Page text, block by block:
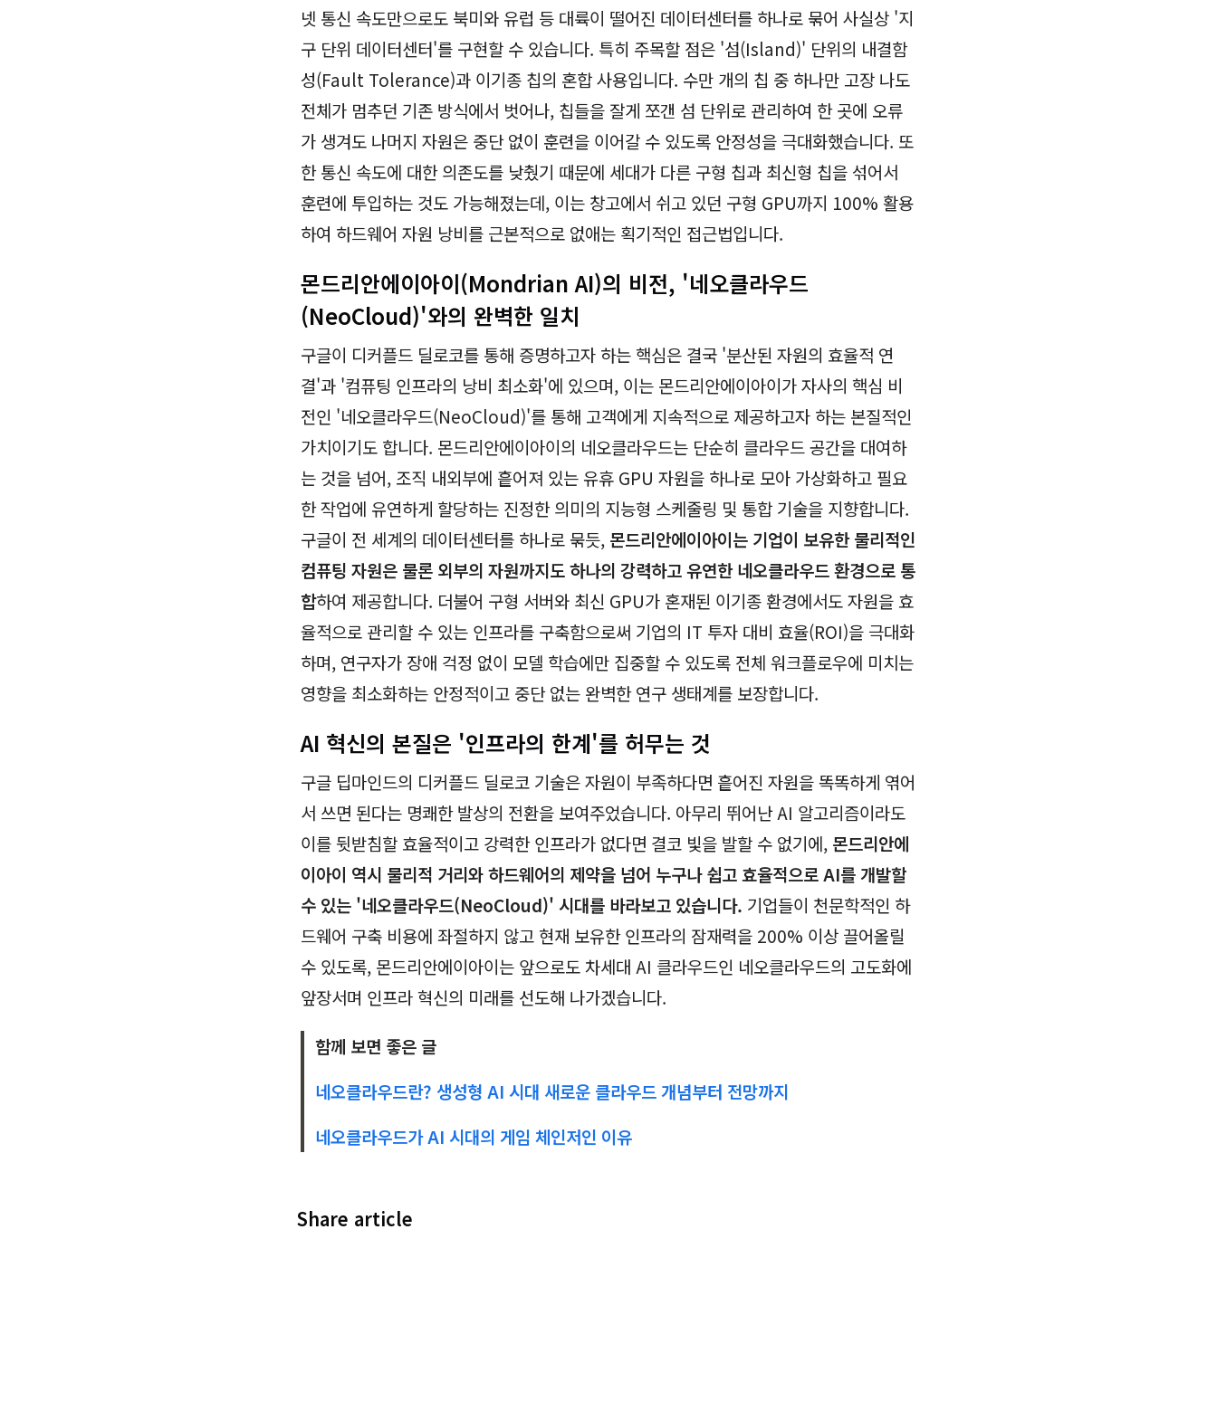
넷 통신 속도만으로도 북미와 유럽 등 대륙이 떨어진 데이터센터를 하나로 묶어 사실상 '지
구 단위 데이터센터'를 구현할 수 있습니다. 특히 주목할 점은 '섬(Island)' 단위의 내결함
성(Fault Tolerance)과 이기종 칩의 혼합 사용입니다. 수만 개의 칩 중 하나만 고장 나도
전체가 멈추던 기존 방식에서 벗어나, 칩들을 잘게 쪼갠 섬 단위로 관리하여 한 곳에 오류
가 생겨도 나머지 자원은 중단 없이 훈련을 이어갈 수 있도록 안정성을 극대화했습니다. 또
한 통신 속도에 대한 의존도를 낮췄기 때문에 세대가 다른 구형 칩과 최신형 칩을 섞어서
훈련에 투입하는 것도 가능해졌는데, 이는 창고에서 쉬고 있던 구형 GPU까지 100% 활용
하여 하드웨어 자원 낭비를 근본적으로 없애는 획기적인 접근법입니다.
몬드리안에이아이(Mondrian AI)의 비전, '네오클라우드
(NeoCloud)'와의 완벽한 일치
구글이 디커플드 딜로코를 통해 증명하고자 하는 핵심은 결국 '분산된 자원의 효율적 연
결'과 '컴퓨팅 인프라의 낭비 최소화'에 있으며, 이는 몬드리안에이아이가 자사의 핵심 비
전인 '네오클라우드(NeoCloud)'를 통해 고객에게 지속적으로 제공하고자 하는 본질적인
가치이기도 합니다. 몬드리안에이아이의 네오클라우드는 단순히 클라우드 공간을 대여하
는 것을 넘어, 조직 내외부에 흩어져 있는 유휴 GPU 자원을 하나로 모아 가상화하고 필요
한 작업에 유연하게 할당하는 진정한 의미의 지능형 스케줄링 및 통합 기술을 지향합니다.
구글이 전 세계의 데이터센터를 하나로 묶듯, 몬드리안에이아이는 기업이 보유한 물리적인
컴퓨팅 자원은 물론 외부의 자원까지도 하나의 강력하고 유연한 네오클라우드 환경으로 통
합하여 제공합니다. 더불어 구형 서버와 최신 GPU가 혼재된 이기종 환경에서도 자원을 효
율적으로 관리할 수 있는 인프라를 구축함으로써 기업의 IT 투자 대비 효율(ROI)을 극대화
하며, 연구자가 장애 걱정 없이 모델 학습에만 집중할 수 있도록 전체 워크플로우에 미치는
영향을 최소화하는 안정적이고 중단 없는 완벽한 연구 생태계를 보장합니다.
AI 혁신의 본질은 '인프라의 한계'를 허무는 것
구글 딥마인드의 디커플드 딜로코 기술은 자원이 부족하다면 흩어진 자원을 똑똑하게 엮어
서 쓰면 된다는 명쾌한 발상의 전환을 보여주었습니다. 아무리 뛰어난 AI 알고리즘이라도
이를 뒷받침할 효율적이고 강력한 인프라가 없다면 결코 빛을 발할 수 없기에, 몬드리안에
이아이 역시 물리적 거리와 하드웨어의 제약을 넘어 누구나 쉽고 효율적으로 AI를 개발할
수 있는 '네오클라우드(NeoCloud)' 시대를 바라보고 있습니다. 기업들이 천문학적인 하
드웨어 구축 비용에 좌절하지 않고 현재 보유한 인프라의 잠재력을 200% 이상 끌어올릴
수 있도록, 몬드리안에이아이는 앞으로도 차세대 AI 클라우드인 네오클라우드의 고도화에
앞장서며 인프라 혁신의 미래를 선도해 나가겠습니다.
함께 보면 좋은 글
네오클라우드란? 생성형 AI 시대 새로운 클라우드 개념부터 전망까지
네오클라우드가 AI 시대의 게임 체인저인 이유
Share article